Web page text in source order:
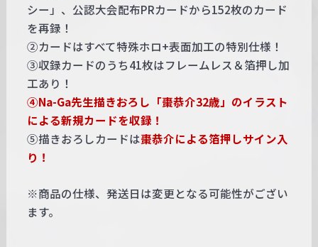
シー」、公認大会配布PRカードから152枚のカード
を再録！
②カードはすべて特殊ホロ+表面加工の特別仕様！
③収録カードのうち41枚はフレームレス＆箔押し加
工あり！
④Na-Ga先生描きおろし「棗恭介32歳」のイラスト
による新規カードを収録！
⑤描きおろしカードは棗恭介による箔押しサイン入
り！
※商品の仕様、発送日は変更となる可能性がござい
ます。